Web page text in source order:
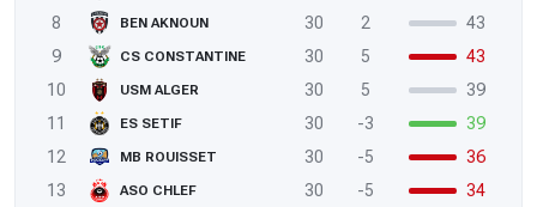
8
BEN AKNOUN 30 2
43
9
CS CONSTANTINE 30 5
43
10
USM ALGER 30 5
39
11
ES SETIF 30 -3
39
12
MB ROUISSET 30 -5
36
13
ASO CHLEF 30 -5
34